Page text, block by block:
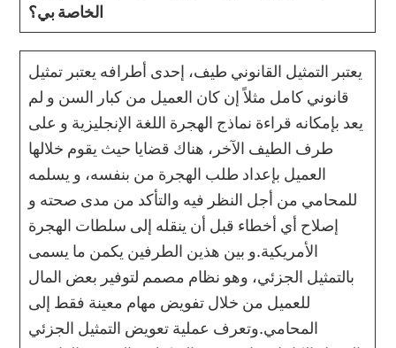
الخاصة بي؟
يعتبر التمثيل القانوني طيف، إحدى أطرافه يعتبر تمثيل
قانوني كامل مثلاً إن كان العميل من كبار السن و لم
يعد بإمكانه قراءة نماذج الهجرة اللغة الإنجليزية و على
طرف الطيف الآخر، هناك قضايا حيث يقوم خلالها
العميل بإعداد طلب الهجرة من بنفسه، و يسلمه
للمحامي من أجل النظر فيه والتأكد من مدى صحته و
إصلاح أي أخطاء قبل أن ينقله إلى سلطات الهجرة
الأمريكية.و بين هذين الطرفين يكمن ما يسمى
بالتمثيل الجزئي، وهو نظام مصمم لتوفير بعض المال
للعميل من خلال تفويض مهام معينة فقط إلى
المحامي.وتعرف عملية تعويض التمثيل الجزئي